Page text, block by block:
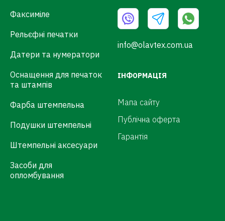
Факсиміле
Рельєфні печатки
Датери та нумератори
Оснащення для печаток
та штампів
Фарба штемпельна
Подушки штемпельні
Штемпельні аксесуари
Засоби для
опломбування
info@olavtex.com.ua
ІНФОРМАЦІЯ
Мапа сайту
Публічна оферта
Гарантія